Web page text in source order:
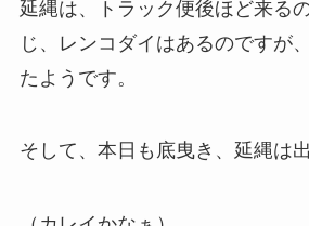
延縄は、トラック便後ほど来る
じ、レンコダイはあるのですが
たようです。
そして、本日も底曳き、延縄は出